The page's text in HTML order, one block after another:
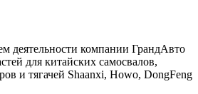
деятельности компании ГрандАвто
для китайских самосвалов,
и тягачей Shaanxi, Howo, DongFeng